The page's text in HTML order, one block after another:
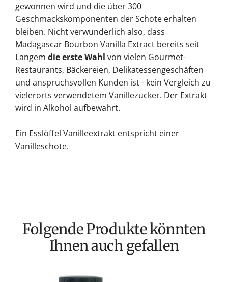
gewonnen wird und die über 300
Geschmackskomponenten der Schote erhalten
bleiben. Nicht verwunderlich also, dass
Madagascar Bourbon Vanilla Extract bereits seit
Langem die erste Wahl von vielen Gourmet-
Restaurants, Bäckereien, Delikatessengeschäften
und anspruchsvollen Kunden ist - kein Vergleich zu
vielerorts verwendetem Vanillezucker. Der Extrakt
wird in Alkohol aufbewahrt.
Ein Esslöffel Vanilleextrakt entspricht einer
Vanilleschote.
Folgende Produkte könnten
Ihnen auch gefallen